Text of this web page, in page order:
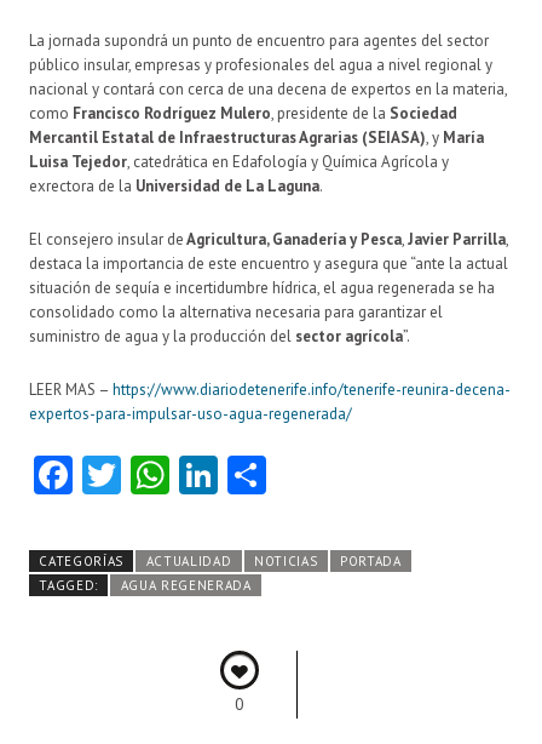
La jornada supondrá un punto de encuentro para agentes del sector
público insular, empresas y profesionales del agua a nivel regional y
nacional y contará con cerca de una decena de expertos en la materia,
como Francisco Rodríguez Mulero, presidente de la Sociedad
Mercantil Estatal de Infraestructuras Agrarias (SEIASA), y María
Luisa Tejedor, catedrática en Edafología y Química Agrícola y
exrectora de la Universidad de La Laguna.
El consejero insular deAgricultura, Ganadería y Pesca,Javier Parrilla,
destaca la importancia de este encuentro y asegura que “ante la actual
situación de sequía e incertidumbre hídrica, el agua regenerada se ha
consolidado como la alternativa necesaria para garantizar el
suministro de agua y la producción del sector agrícola”.
LEER MAS – https://www.diariodetenerife.info/tenerife-reunira-decena-
expertos-para-impulsar-uso-agua-regenerada/
Fa
b
o
T
itt
er
W
ts
A
Li
e
dI
m
CATEGORÍAS ACTUALIDAD NOTICIAS
PORTADA
TAGGED:
AGUA REGENERADA
0